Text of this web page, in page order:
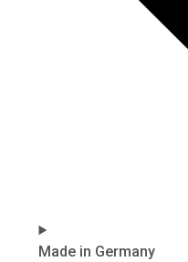
Made in Germany